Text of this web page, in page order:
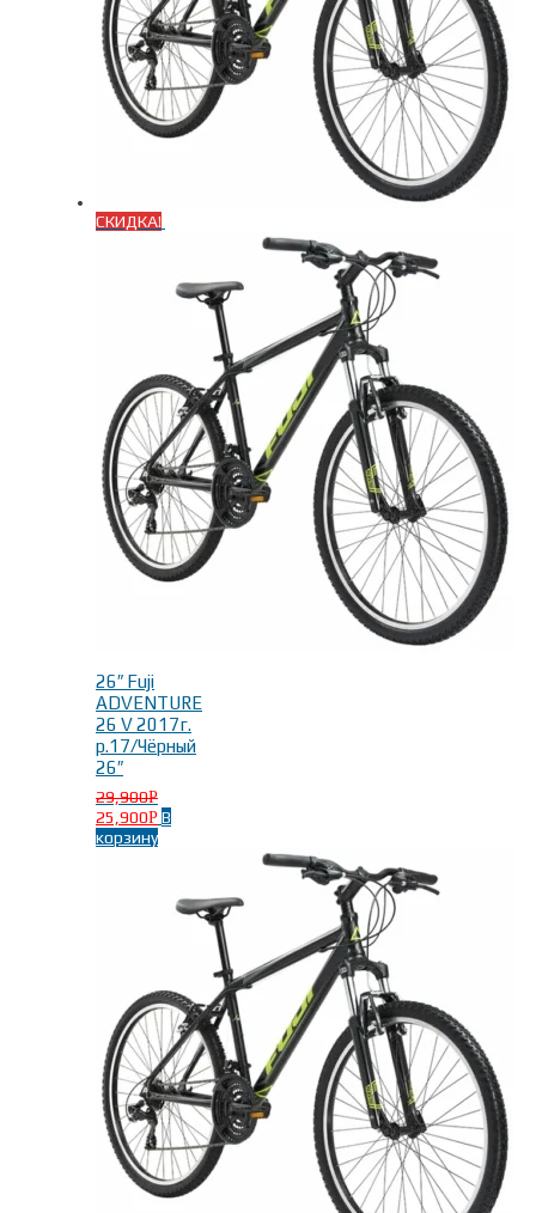
СКИДКА!
26″ Fuji
ADVENTURE
26 V 2017г.
р.17/Чёрный
26″
29,900Р
25,900Р В
корзину